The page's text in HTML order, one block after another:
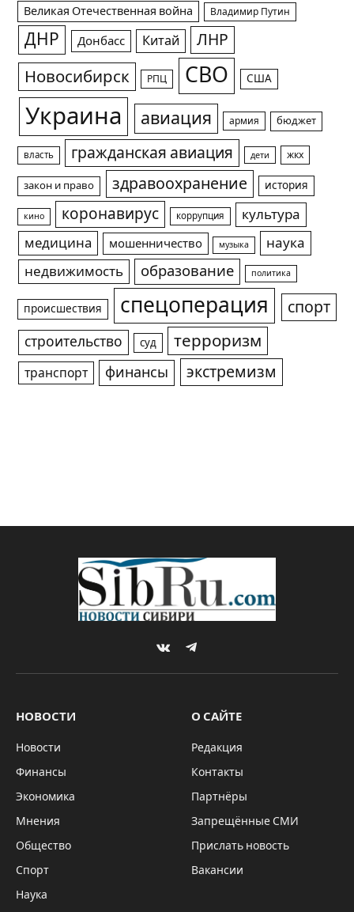
Великая Отечественная война Владимир Путин
ДНР Донбасс Китай ЛНР
Новосибирск РПЦ СВО США
Украина авиация армия бюджет
власть гражданская авиация дети жкх
закон и право здравоохранение история
кино коронавирус коррупция
культура
медицина
мошенничество музыка
наука
недвижимость
образование политика
происшествия спецоперация спорт
строительство суд терроризм
транспорт финансы экстремизм
VKontakteTelegram
НОВОСТИ
Новости
Финансы
Экономика
Мнения
Общество
Спорт
Наука
О САЙТЕ
Редакция
Контакты
Партнёры
Запрещённые СМИ
Прислать новость
Вакансии